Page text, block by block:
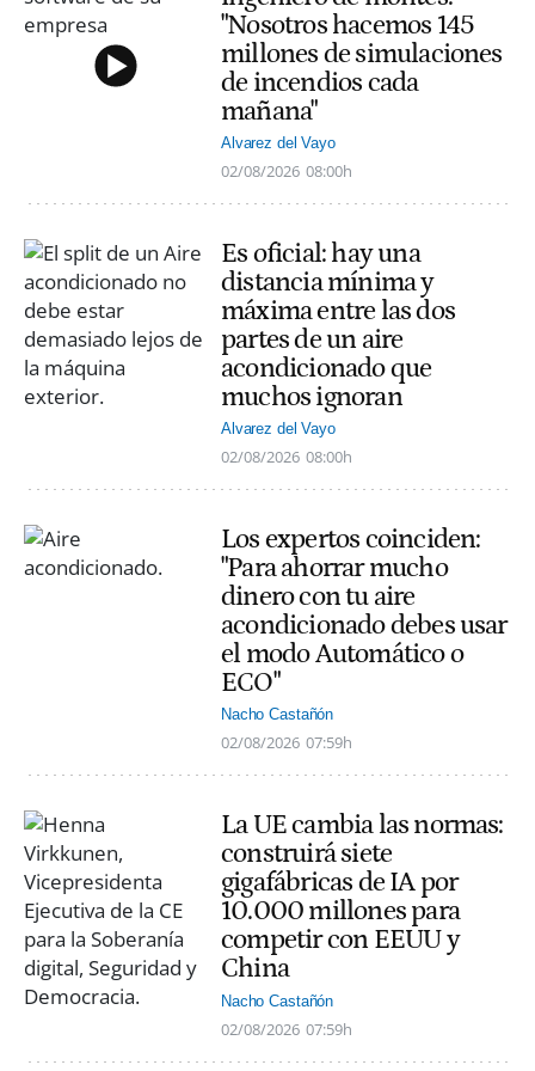
"Nosotros hacemos 145
millones de simulaciones
de incendios cada
mañana"
Alvarez del Vayo
02/08/2026 08:00h
Es oficial: hay una
distancia mínima y
máxima entre las dos
partes de un aire
acondicionado que
muchos ignoran
Alvarez del Vayo
02/08/2026 08:00h
Los expertos coinciden:
"Para ahorrar mucho
dinero con tu aire
acondicionado debes usar
el modo Automático o
ECO"
Nacho Castañón
02/08/2026 07:59h
La UE cambia las normas:
construirá siete
gigafábricas de IA por
10.000 millones para
competir con EEUU y
China
Nacho Castañón
02/08/2026 07:59h